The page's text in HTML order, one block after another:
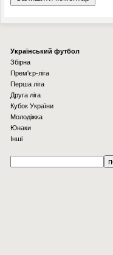
Українcький футбол
Збірна
Прем'єр-ліга
Перша ліга
Друга ліга
Кубок України
Молодіжка
Юнаки
Інші